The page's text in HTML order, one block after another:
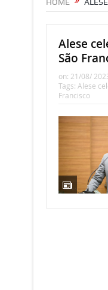
Alese
São
on: 21/08/
Tags: Alese
Francisco